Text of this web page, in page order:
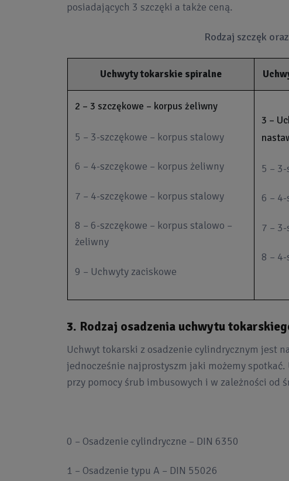
posiadających 3 szczęki a także ceną.
Rodzaj szczęk
Uchwyty tokarskie spiralne
2 – 3 szczękowe – korpus żeliwny
5 – 3-szczękowe – korpus stalowy
6 – 4-szczękowe – korpus żeliwny
7 – 4-szczękowe – korpus stalowy
8 – 6-szczękowe – korpus stalowo –
żeliwny
9 – Uchwyty zaciskowe
3 –
5 –
6 –
7 –
8 –
3. Rodzaj osadzenia uchwytu
Uchwyt tokarski z osadzenie cylindrycznym jest
jednocześnie najprostyszm jaki możemy
przy pomocy śrub imbusowych i w zależności od
0 – Osadzenie cylindryczne – DIN 6350
1 – Osadzenie typu A – DIN 55026